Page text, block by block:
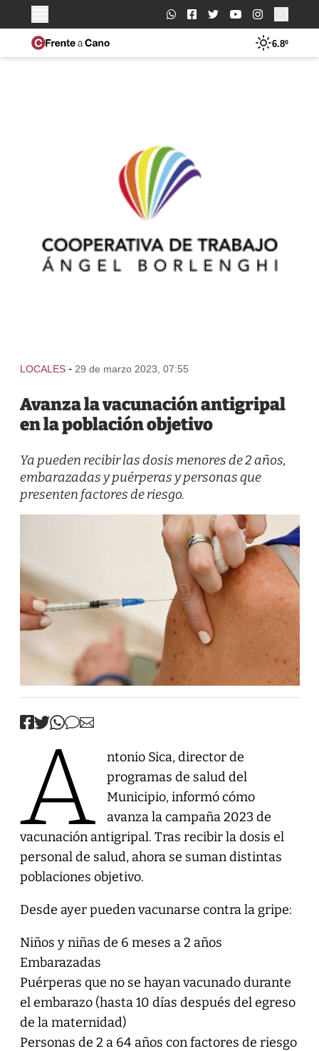
Buscar:
6.8º
LOCALES - 29 de marzo 2023, 07:55
Avanza la vacunación antigripal
en la población objetivo
Ya pueden recibir las dosis menores de 2 años,
embarazadas y puérperas y personas que
presenten factores de riesgo.
A
ntonio Sica, director de
programas de salud del
Municipio, informó cómo
avanza la campaña 2023 de
vacunación antigripal. Tras recibir la dosis el
personal de salud, ahora se suman distintas
poblaciones objetivo.
Desde ayer pueden vacunarse contra la gripe:
Niños y niñas de 6 meses a 2 años
Embarazadas
Puérperas que no se hayan vacunado durante
el embarazo (hasta 10 días después del egreso
de la maternidad)
Personas de 2 a 64 años con factores de riesgo